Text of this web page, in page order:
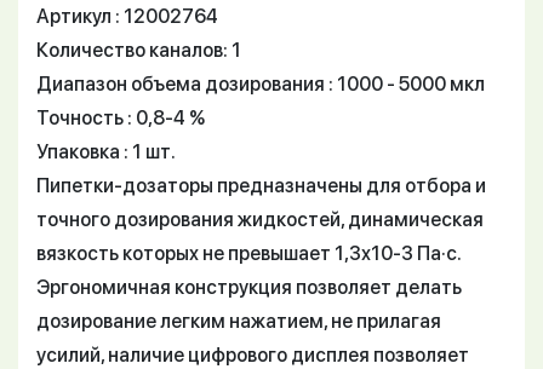
Артикул : 12002764
Количество каналов: 1
Диапазон объема дозирования : 1000 - 5000 мкл
Точность : 0,8-4 %
Упаковка : 1 шт.
Пипетки-дозаторы предназначены для отбора и
точного дозирования жидкостей, динамическая
вязкость которых не превышает 1,3х10-3 Па·с.
Эргономичная конструкция позволяет делать
дозирование легким нажатием, не прилагая
усилий, наличие цифрового дисплея позволяет